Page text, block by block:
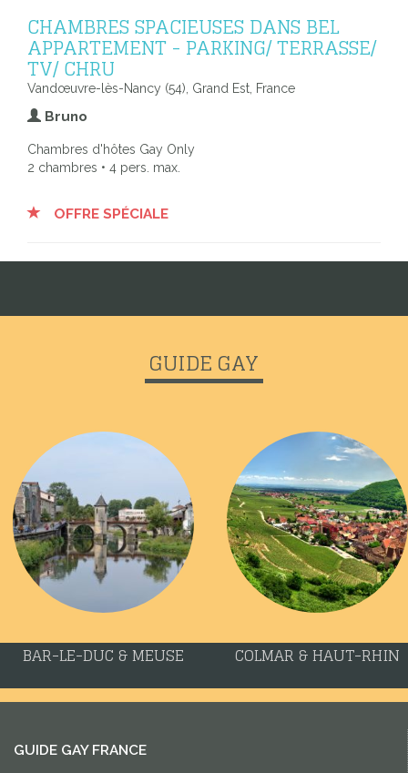
CHAMBRES SPACIEUSES DANS BEL
APPARTEMENT - PARKING/ TERRASSE/
TV/ CHRU
Vandœuvre-lès-Nancy (54), Grand Est, France
Bruno
Chambres d'hôtes Gay Only
2 chambres • 4 pers. max.
OFFRE SPÉCIALE
GUIDE GAY
BAR-LE-DUC & MEUSE COLMAR & HAUT-RHIN
GUIDE GAY FRANCE